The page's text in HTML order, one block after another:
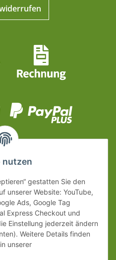
nutzen
gestatten Sie den
unserer Website: YouTube,
Ads, Google Tag
Express Checkout und
Einstellung jederzeit ändern
Weitere Details finden
unserer